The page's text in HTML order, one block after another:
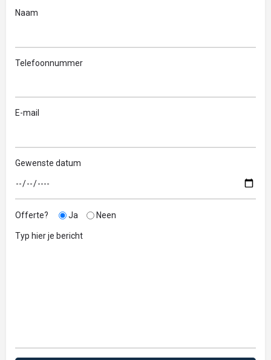
Naam
Telefoonnummer
E-mail
Gewenste datum
Offerte? Ja Neen